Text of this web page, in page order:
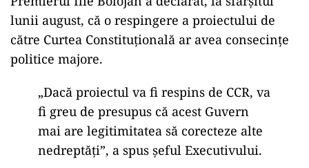
lunii august, că o respingere a proiectului de
către Curtea Constituțională ar avea consecințe
politice majore.
„Dacă proiectul va fi respins de CCR, va
fi greu de presupus că acest Guvern
mai are legitimitatea să corecteze alte
nedreptăți”, a spus șeful Executivului.